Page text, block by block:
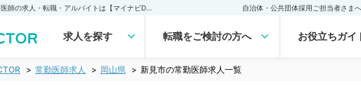
自治体・公共団体採用ご担当者さまへ
求人を探す 転職をご検討の方へ お役立ちガイ
常勤医師求人 岡山県 新見市の常勤医師求人一覧